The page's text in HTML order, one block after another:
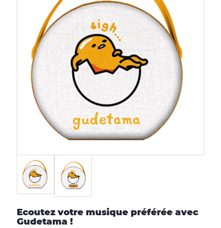
Ecoutez votre musique préférée avec
Gudetama !